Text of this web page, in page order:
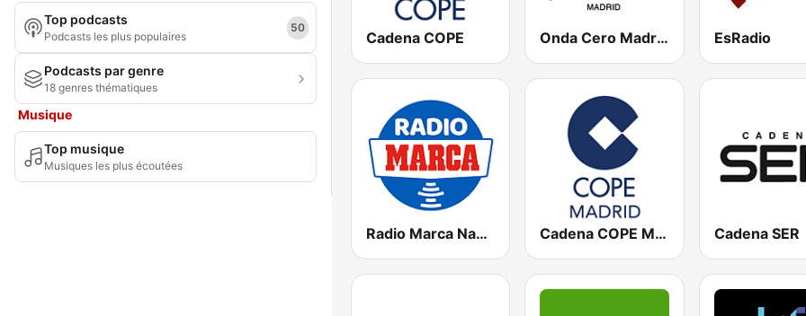
Top podcasts
Podcasts les plus populaires
50
Podcasts par genre
18 genres thématiques
Musique
Top musique
Musiques les plus écoutées
Cadena COPE Onda Cero Madrid EsRadio
Radio Marca Nacional Cadena COPE Madrid Cadena SER